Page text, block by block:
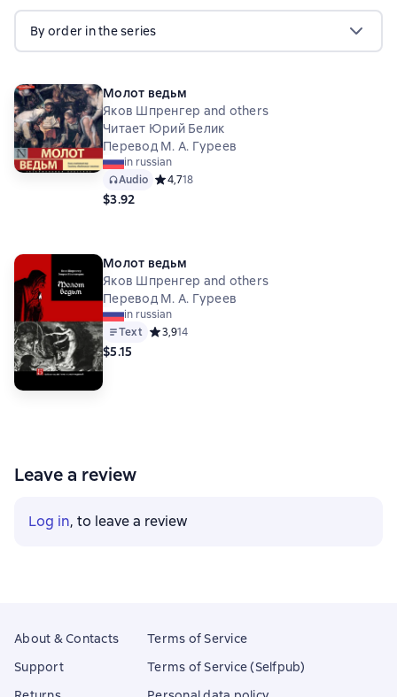
By order in the series
Молот ведьм
Яков Шпренгер and others
Читает Юрий Белик
Перевод М. А. Гуреев
in russian
Audio Средний рейтинг 4,7 на основе 18 оценок
4,718
$3.92
Молот ведьм
Яков Шпренгер and others
Перевод М. А. Гуреев
in russian
Text Средний рейтинг 3,9 на основе 14 оценок
3,914
$5.15
Leave a review
Log in, to leave a review
About & Contacts
Support
Terms of Service
Terms of Service (Selfpub)